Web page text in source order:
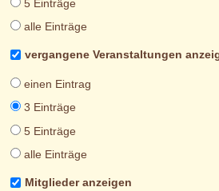
5 Einträge
alle Einträge
vergangene Veranstaltungen
einen Eintrag
3 Einträge
5 Einträge
alle Einträge
Mitglieder anzeigen